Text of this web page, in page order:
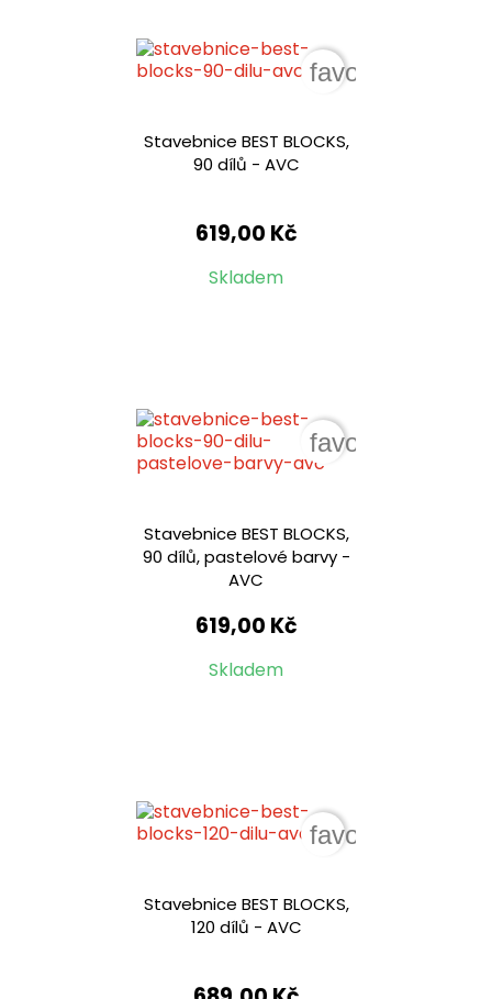
Stavebnice BEST BLOCKS,
90 dílů - AVC
619,00 Kč
Skladem
favorite_border
Stavebnice BEST BLOCKS,
90 dílů, pastelové barvy -
AVC
619,00 Kč
Skladem
favorite_border
Stavebnice BEST BLOCKS,
120 dílů - AVC
favorite_border